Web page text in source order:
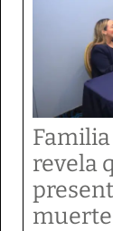
revela
muerte